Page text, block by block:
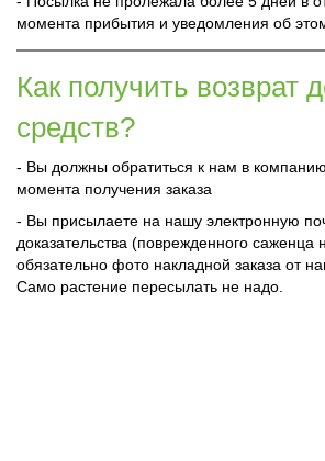
момента прибытия и уведомления об
Как получить возврат
средств?
- Вы должны обратиться к нам в
момента получения заказа
- Вы присылаете на нашу электронную
доказательства (поврежденного саженца
обязательно фото накладной заказа от
Само растение пересылать не надо.